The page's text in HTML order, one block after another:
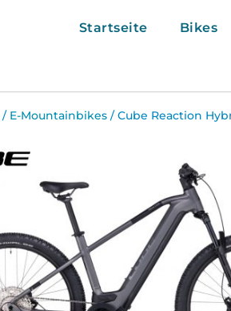
Startseite Bikes
/ E-Mountainbikes / Cube Reaction